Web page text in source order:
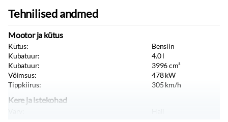
Apple CarPlay
Android Auto
Navigatsiooniseade
Stereo:
Tehnilised andmed
Mootor ja kütus
Kütus:
Bensiin
Kubatuur:
4.0l
Kubatuur:
3996cm³
Võimsus:
478kW
Tippkiirus:
305 km/h
Kere ja istekohad